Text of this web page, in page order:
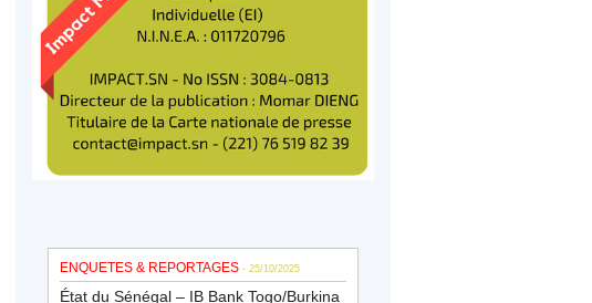
ENQUETES & REPORTAGES - 25/10/2025
État du Sénégal – IB Bank Togo/Burkina